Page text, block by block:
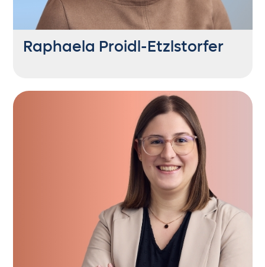
Raphaela Proidl-Etzlstorfer
+43 6235 21444 55
Wein im Blut, Sonne im Herzen, Abenteuer in
den Beinen. Zwischen Fallschirm und
Familienzeit ist bei ihr immer etwas los – mit
Kind, Fellnase und ganz viel Lebensfreude.